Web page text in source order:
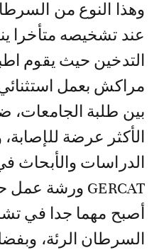
وهذا النوع من
عند تشخيصه متأخرا
التدخين حيث يقوم
مراكش بعمل
بين طلبة الجامعات،
الأكثر عرضة
الدراسات والأبحاث
أصبح مهما جدا في
السرطان الرئة،